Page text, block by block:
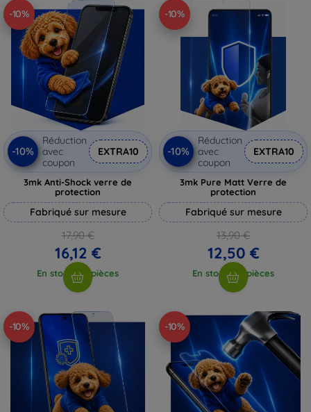
-10%
-10%
Réduction
avec
coupon
EXTRA10
3mk Anti-Shock verre de
protection
Fabriqué sur mesure
17,90 €
16,12 €
En stock > 5 pièces
-10%
-10%
Réduction
avec
coupon
EXTRA10
3mk Pure Matt Verre de
protection
Fabriqué sur mesure
13,90 €
12,50 €
En stock > 5 pièces
-10% -10%